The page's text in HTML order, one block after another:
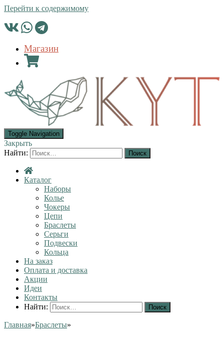
Перейти к содержимому
Магазин
Toggle Navigation
Закрыть
Найти:
Каталог
Наборы
Колье
Чокеры
Цепи
Браслеты
Серьги
Подвески
Кольца
На заказ
Оплата и доставка
Акции
Идеи
Контакты
Найти:
Главная»Браслеты»